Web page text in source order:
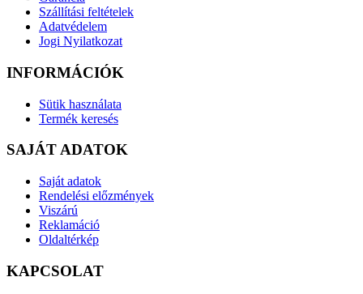
Szállítási feltételek
Adatvédelem
Jogi Nyilatkozat
INFORMÁCIÓK
Sütik használata
Termék keresés
SAJÁT ADATOK
Saját adatok
Rendelési előzmények
Viszárú
Reklamáció
Oldaltérkép
KAPCSOLAT